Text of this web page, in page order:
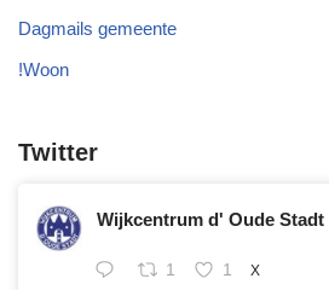
Dagmails gemeente
!Woon
Twitter
Wijkcentrum d' Oude Stadt
1 1 X